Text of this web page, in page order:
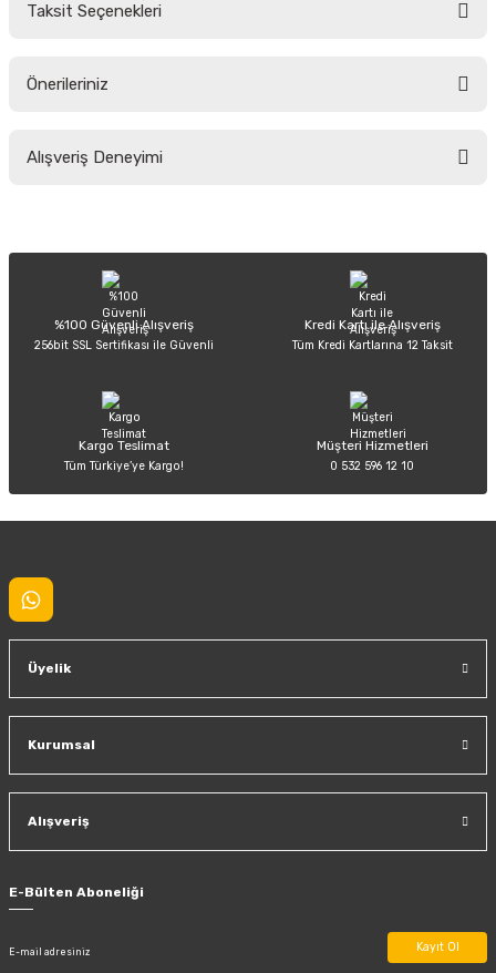
Taksit Seçenekleri
Önerileriniz
yetersiz gördüğünüz noktaları öneri formunu kullanarak tarafımıza
Ürün açıklamasında eksik bilgiler bulunuyor.
Ürün bilgilerinde hatalar bulunuyor.
Ürün fiyatı diğer sitelerden daha pahalı.
Alışveriş Deneyimi
Sitemize ilk yorumu siz yapın!
%100 Güvenli Alışveriş
256bit SSL Sertifikası ile Güvenli
Kredi Kartı ile Alışveriş
Tüm Kredi Kartlarına 12 Taksit
Kargo Teslimat
Tüm Türkiye’ye Kargo!
Müşteri Hizmetleri
0 532 596 12 10
Üyelik
Kurumsal
Alışveriş
E-Bülten Aboneliği
Kayıt Ol